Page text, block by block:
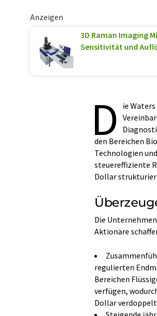
Anzeigen
3D Raman Imaging
Sensitivität und
D
ie
den Bereichen
Technologien
steuereffiziente
Dollar
Die
Aktionäre
regulierten
Bereichen
verfügen,
Dollar